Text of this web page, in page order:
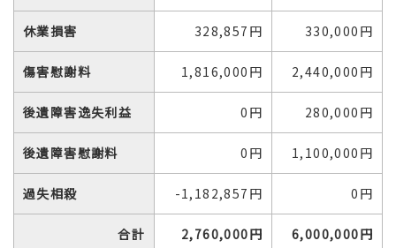
休業損害 328,857円 330,000円
傷害慰謝料 1,816,000円 2,440,000円
後遺障害逸失利益 0円 280,000円
後遺障害慰謝料 0円 1,100,000円
過失相殺 -1,182,857円 0円
合計 2,760,000円 6,000,000円